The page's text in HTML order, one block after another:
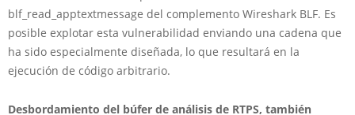
blf_read_apptextmessage del complemento Wireshark BLF. Es
posible explotar esta vulnerabilidad enviando una cadena que
ha sido especialmente diseñada, lo que resultará en la
ejecución de código arbitrario.
Desbordamiento del búfer de análisis de RTPS, también